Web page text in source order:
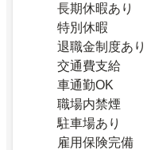
長期休暇あり
特別休暇
退職金制度あり
交通費支給
車通勤OK
職場内禁煙
駐車場あり
雇用保険完備